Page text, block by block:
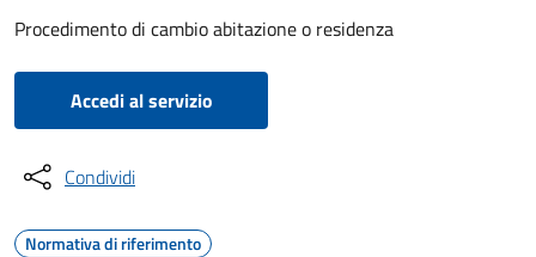
Procedimento di cambio abitazione o residenza
Accedi al servizio
Condividi
Normativa di riferimento